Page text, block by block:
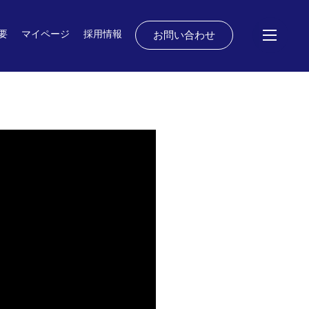
お問い合わせ
マイページ 採用情報